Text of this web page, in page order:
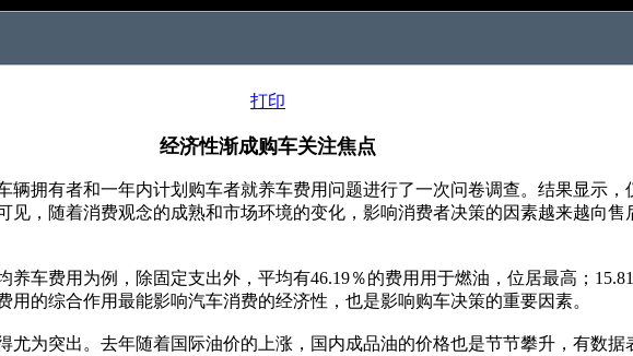
打印
经济性渐成购车关注焦点
拥有者和一年内计划购车者就养车费用问题进行了一次问卷调查。结果显示，
见，随着消费观念的成熟和市场环境的变化，影响消费者决策的因素越来越向售
车费用为例，除固定支出外，平均有46.19％的费用用于燃油，位居最高；
的综合作用最能影响汽车消费的经济性，也是影响购车决策的重要因素。
突出。去年随着国际油价的上涨，国内成品油的价格也是节节攀升，有数据